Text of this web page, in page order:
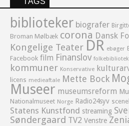
biblioteker biografer
Broman Mølbæk corona Dansk
Kongelige Teater DR ebøger
Facebook film Finanslov
kommuner Konservative
licens medieaftale Mette Bock
Museer museumsreform
Nationalmuseet Norge Radio24syv
Statens Kunstfond streaming
Søndergaard TV2 Venstre